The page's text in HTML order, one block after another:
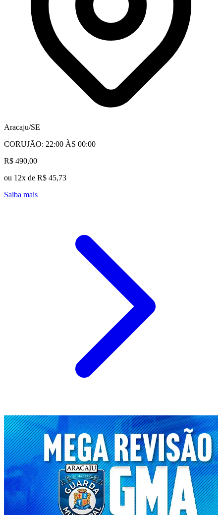
Aracaju/SE
CORUJÃO: 22:00 ÀS 00:00
R$ 490,00
ou 12x de R$ 45,73
Saiba mais